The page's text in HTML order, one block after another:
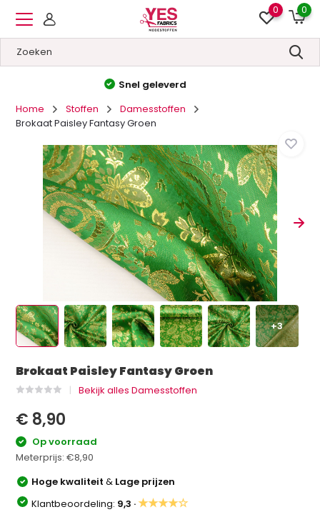
0 0
Hoge kwaliteit&Lage prijzen
Home
Stoffen
Damesstoffen
Brokaat Paisley Fantasy Groen
+3
Brokaat Paisley Fantasy Groen
Bekijk alles Damesstoffen
€ 8,90
Op voorraad
Meterprijs:€8,90
Hoge kwaliteit& Lage prijzen
Klantbeoordeling: 9,3 ·★★★★☆